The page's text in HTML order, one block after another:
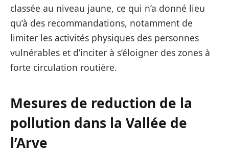
classée au niveau jaune, ce qui n’a donné lieu
qu’à des recommandations, notamment de
limiter les activités physiques des personnes
vulnérables et d’inciter à s’éloigner des zones à
forte circulation routière.
Mesures de reduction de la
pollution dans la Vallée de
l’Arve